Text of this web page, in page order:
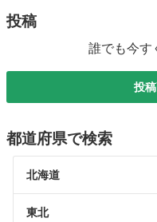
投稿
誰でも今す
投
都道府県で検索
北海道
東北